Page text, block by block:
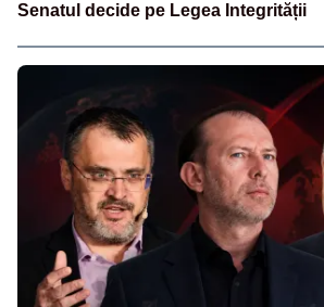
Senatul decide pe Legea Integrității